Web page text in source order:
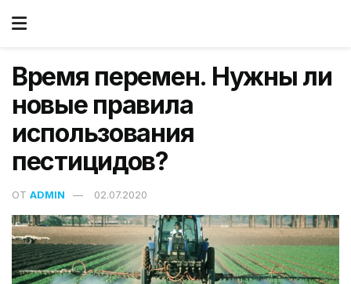
Время перемен. Нужны ли
новые правила
использования
пестицидов?
ОТ ADMIN 02.07.2020